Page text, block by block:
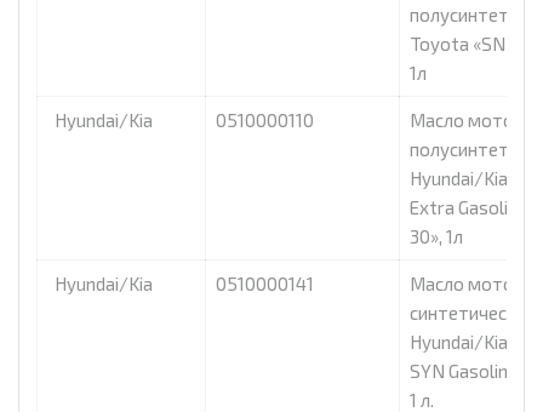
Toyota «SN
1л
Hyundai/Kia 0510000110
Масло
Hyundai/Kia
Extra Gasoline
30», 1л
Hyundai/Kia 0510000141
Масло
синтетическое
Hyundai/Kia
SYN Gasoline
1 л.